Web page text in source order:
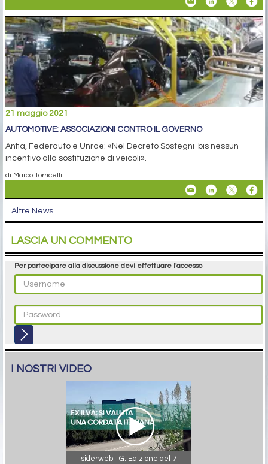
21 maggio 2021
AUTOMOTIVE: ASSOCIAZIONI CONTRO IL GOVERNO
Anfia, Federauto e Unrae: «Nel Decreto Sostegni-bis nessun
incentivo alla sostituzione di veicoli».
di Marco Torricelli
Altre News
LASCIA UN COMMENTO
Per partecipare alla discussione devi effettuare l'accesso
I NOSTRI VIDEO
siderweb TG. Edizione del 7